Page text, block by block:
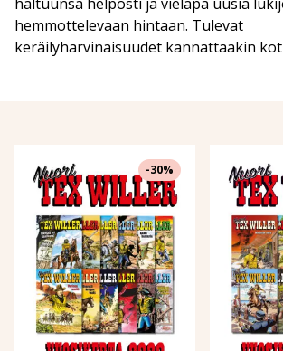
hemmottelevaan hintaan. Tulevat
keräilyharvinaisuudet kannattaakin
-30%